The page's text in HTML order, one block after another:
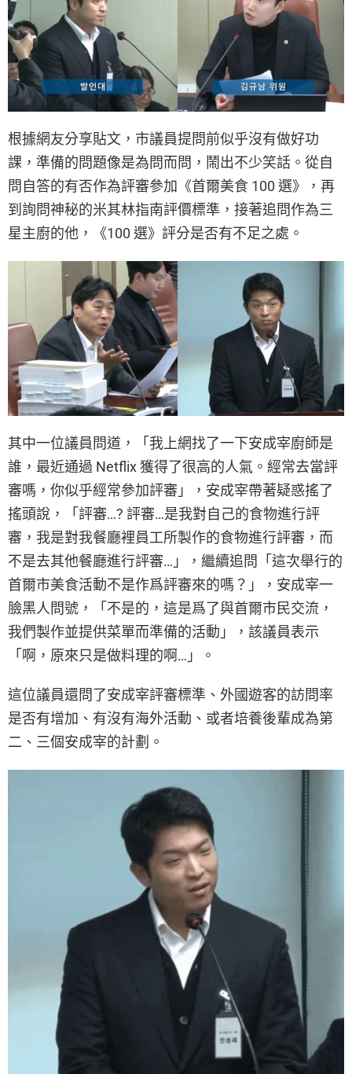
根據網友分享貼文，市議員提問前似乎沒有做好功
課，準備的問題像是為問而問，鬧出不少笑話。從自
問自答的有否作為評審參加《首爾美食 100 選》，再
到詢問神秘的米其林指南評價標準，接著追問作為三
星主廚的他，《100 選》評分是否有不足之處。
其中一位議員問道，「我上網找了一下安成宰廚師是
誰，最近通過 Netflix 獲得了很高的人氣。經常去當評
審嗎，你似乎經常參加評審」，安成宰帶著疑惑搖了
搖頭說，「評審…? 評審…是我對自己的食物進行評
審，我是對我餐廳裡員工所製作的食物進行評審，而
不是去其他餐廳進行評審…」，繼續追問「這次舉行的
首爾市美食活動不是作爲評審來的嗎？」，安成宰一
臉黑人問號，「不是的，這是爲了與首爾市民交流，
我們製作並提供菜單而準備的活動」，該議員表示
「啊，原來只是做料理的啊…」。
這位議員還問了安成宰評審標準、外國遊客的訪問率
是否有增加、有沒有海外活動、或者培養後輩成為第
二、三個安成宰的計劃。